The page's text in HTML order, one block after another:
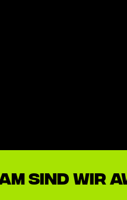
sind wir